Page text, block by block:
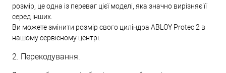
розмір, це одна із переваг цієї моделі, яка значно вирізняє її
серед інших.
Ви можете змінити розмір свого циліндра ABLOY Protec 2 в
нашому сервісному центрі.
2. Перекодування.